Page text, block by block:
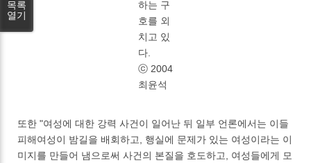
하는 구
호를 외
치고 있
다.
ⓒ 2004
최윤석
또한 "여성에 대한 강력 사건이 일어난 뒤 일부 언론에서는 이들
피해여성이 밤길을 배회하고, 행실에 문제가 있는 여성이라는 이
미지를 만들어 냄으로써 사건의 본질을 호도하고, 여성들에게 모
목록
열기